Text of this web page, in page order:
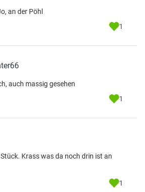
an der Pöhl
1
auch massig gesehen
1
Krass was da noch drin ist an
1